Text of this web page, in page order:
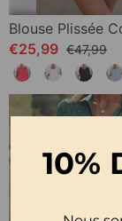
€25,99 €47,99
10%